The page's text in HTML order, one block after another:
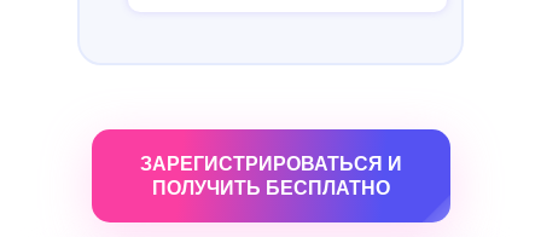
ЗАРЕГИСТРИРОВАТЬСЯ И
ПОЛУЧИТЬ БЕСПЛАТНО